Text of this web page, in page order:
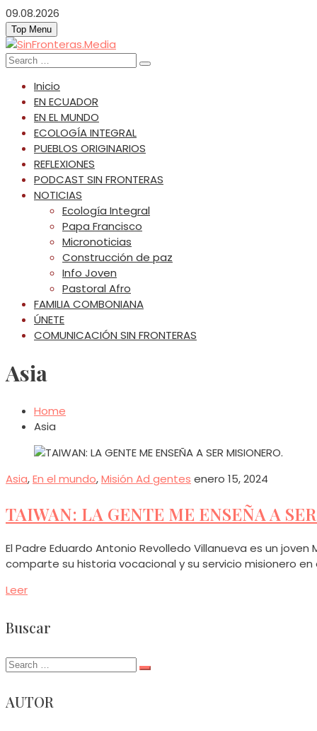
Skip
to
content
09.08.2026
Top Menu
Search
Inicio
EN ECUADOR
EN EL MUNDO
ECOLOGÍA INTEGRAL
PUEBLOS ORIGINARIOS
REFLEXIONES
PODCAST SIN FRONTERAS
NOTICIAS
Ecología Integral
Papa Francisco
Micronoticias
Construcción de paz
Info Joven
Pastoral Afro
FAMILIA COMBONIANA
ÚNETE
COMUNICACIÓN SIN FRONTERAS
Asia
Home
Asia
Asia,En el mundo,Misión Ad gentes enero 15, 2024
TAIWAN: LA GENTE ME ENSEÑA A
El Padre Eduardo Antonio Revolledo Villanueva es un
comparte su historia vocacional y su servicio misionero
Leer
Buscar
Search
AUTOR